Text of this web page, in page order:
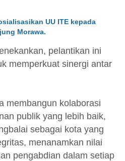
UU ITE kepada
Morawa.
pelantikan ini
memperkuat sinergi antar
membangun kolaborasi
publik yang lebih baik,
sebagai kota yang
menanamkan nilai
pengabdian dalam setiap